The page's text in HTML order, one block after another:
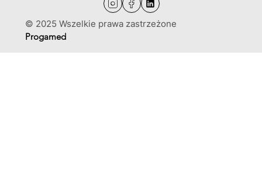
© 2025 Wszelkie prawa zastrzeżone
Progamed